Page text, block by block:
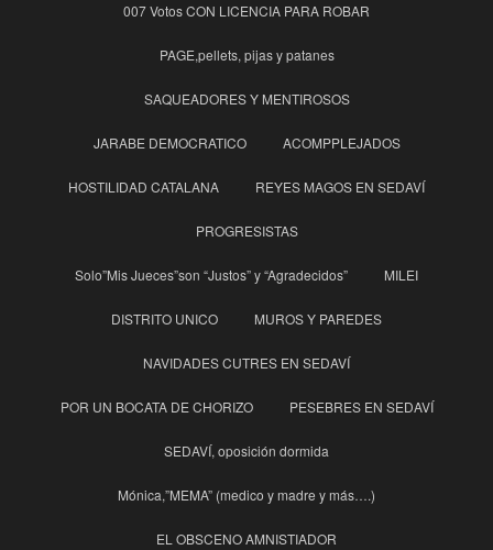
007 Votos CON LICENCIA PARA ROBAR
PAGE,pellets, pijas y patanes
SAQUEADORES Y MENTIROSOS
JARABE DEMOCRATICO ACOMPPLEJADOS
HOSTILIDAD CATALANA REYES MAGOS EN SEDAVÍ
PROGRESISTAS
Solo”Mis Jueces”son “Justos” y “Agradecidos” MILEI
DISTRITO UNICO MUROS Y PAREDES
NAVIDADES CUTRES EN SEDAVÍ
POR UN BOCATA DE CHORIZO PESEBRES EN SEDAVÍ
SEDAVÍ, oposición dormida
Mónica,”MEMA” (medico y madre y más….)
EL OBSCENO AMNISTIADOR